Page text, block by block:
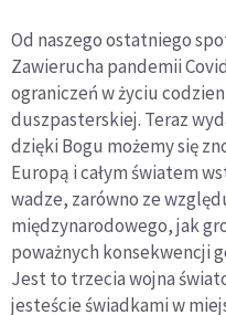
Od naszego ostatniego
Zawierucha pandemii
ograniczeń w życiu
duszpasterskiej. Teraz
dzięki Bogu możemy się
Europą i całym światem
wadze, zarówno ze
międzynarodowego, jak
poważnych konsekwencji
Jest to trzecia wojna
jesteście świadkami w